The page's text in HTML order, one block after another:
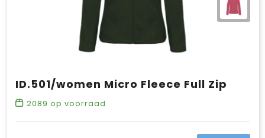
ID.501/women Micro Fleece Full Zip
2089 op voorraad